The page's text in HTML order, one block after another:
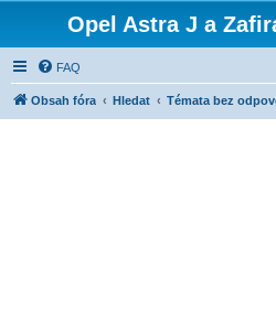
Opel Astra J a
FAQ
Obsah fóra Hledat Témata bez